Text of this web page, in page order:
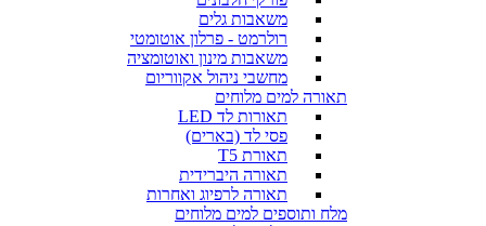
משאבות גלים
רולרמט - פרלון אוטומטי
משאבות מינון ואוטומציה
מחשבי ניהול אקווריום
תאורה למים מלוחים
תאורות לד LED
פסי לד (בארים)
תאורת T5
תאורה היברידית
תאורה לרפיוג ואחרות
מלח ותוספים למים מלוחים